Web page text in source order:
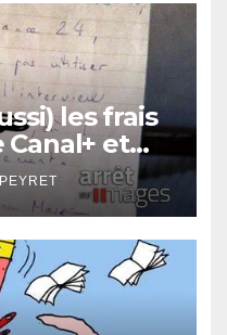
les frais
et